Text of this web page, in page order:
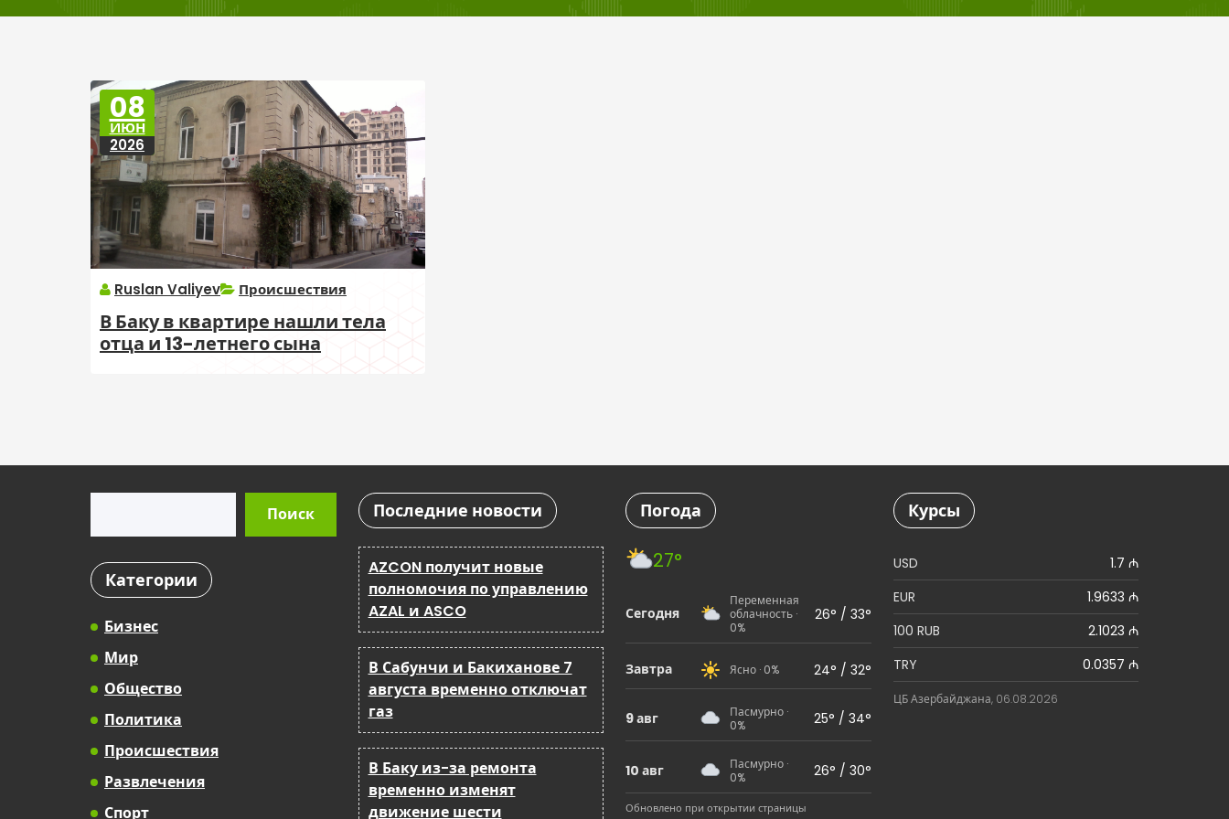
08
ИЮН
2026
Ruslan Valiyev Происшествия
В Баку в квартире нашли тела
отца и 13-летнего сына
Поиск
Категории
Бизнес
Мир
Общество
Политика
Происшествия
Развлечения
Спорт
Последние новости
AZCON получит новые
полномочия по управлению
AZAL и ASCO
В Сабунчи и Бакиханове 7
августа временно отключат
газ
В Баку из-за ремонта
временно изменят
движение шести
Погода
27°
Сегодня
Переменная
облачность ·
0%
26° / 33°
Завтра Ясно · 0% 24° / 32°
9 авг
Пасмурно ·
0%
25° / 34°
10 авг
Пасмурно ·
0%
26° / 30°
Обновлено при открытии страницы
Курсы
USD
1.7 ₼
EUR
1.9633 ₼
100 RUB
2.1023 ₼
TRY
0.0357 ₼
ЦБ Азербайджана, 06.08.2026